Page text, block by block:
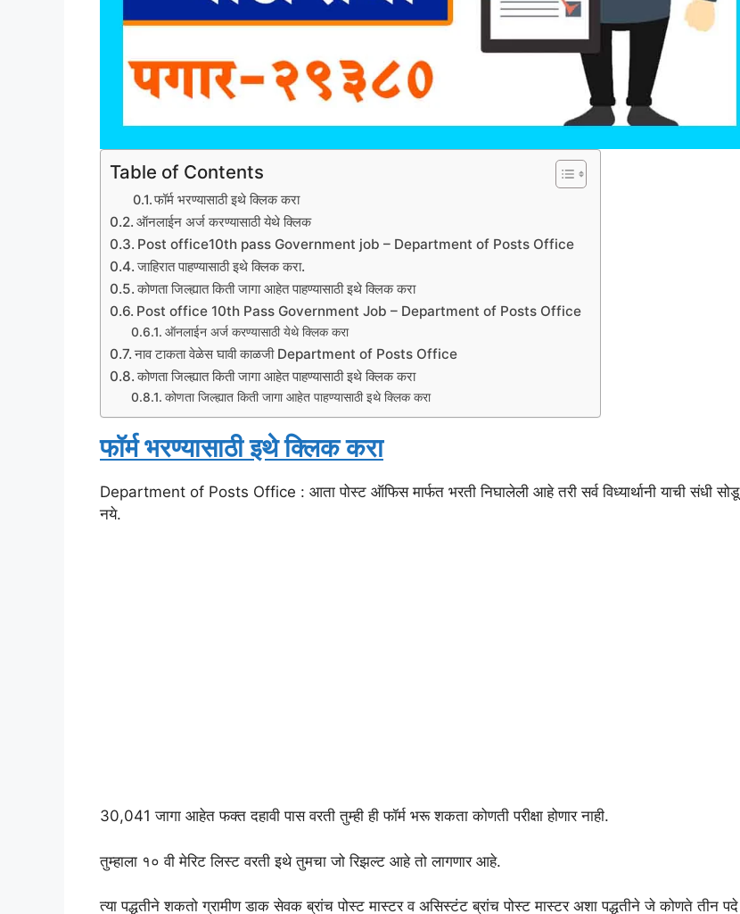
Table of Contents
फॉर्म भरण्यासाठी इथे क्लिक करा
ऑनलाईन अर्ज करण्यासाठी येथे क्लिक
Post office10th pass Government job – Department of Posts Office
जाहिरात पाहण्यासाठी इथे क्लिक करा.
कोणता जिल्ह्यात किती जागा आहेत पाहण्यासाठी इथे क्लिक करा
Post office 10th Pass Government Job – Department of Posts Office
ऑनलाईन अर्ज करण्यासाठी येथे क्लिक करा
नाव टाकता वेळेस घावी काळजी Department of Posts Office
कोणता जिल्ह्यात किती जागा आहेत पाहण्यासाठी इथे क्लिक करा
कोणता जिल्ह्यात किती जागा आहेत पाहण्यासाठी इथे क्लिक करा
फॉर्म भरण्यासाठी इथे क्लिक करा
Department of Posts Office : आता पोस्ट ऑफिस मार्फत भरती निघालेली आहे तरी सर्व विध्यार्थानी याची संधी सोडू
नये.
30,041 जागा आहेत फक्त दहावी पास वरती तुम्ही ही फॉर्म भरू शकता कोणती परीक्षा होणार नाही.
तुम्हाला १० वी मेरिट लिस्ट वरती इथे तुमचा जो रिझल्ट आहे तो लागणार आहे.
त्या पद्धतीने शकतो ग्रामीण डाक सेवक ब्रांच पोस्ट मास्टर व असिस्टंट ब्रांच पोस्ट मास्टर अशा पद्धतीने जे कोणते तीन पदे